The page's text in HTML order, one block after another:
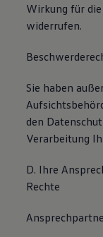
Wirkung für
widerrufen.
Sie haben
den
Verarbeitung
D. Ihre
Rechte